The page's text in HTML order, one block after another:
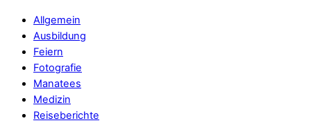
Allgemein
Ausbildung
Feiern
Fotografie
Manatees
Medizin
Reiseberichte